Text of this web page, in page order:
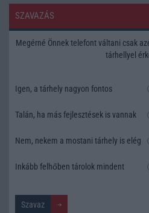
SZAVAZÁS
Megérné Önnek telefont váltani csak
tárhellyel
Igen, a tárhely nagyon fontos
Talán, ha más fejlesztések is vannak
Nem, nekem a mostani tárhely is elég
Inkább felhőben tárolok mindent